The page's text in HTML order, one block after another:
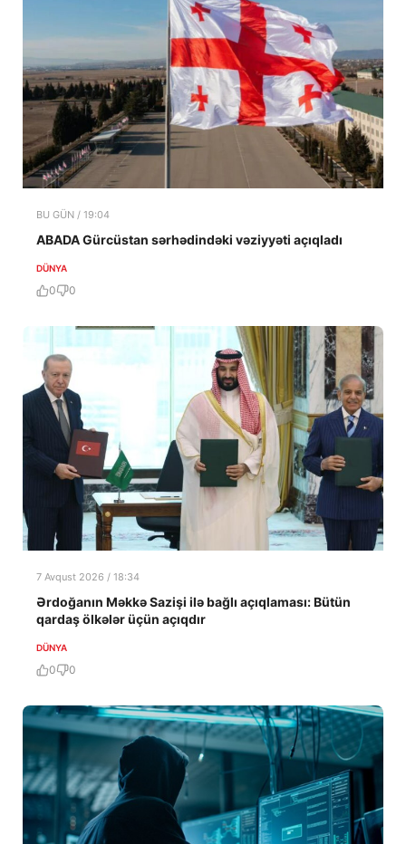
BU GÜN / 19:04
ABADA Gürcüstan sərhədindəki vəziyyəti açıqladı
DÜNYA
0 0
7 Avqust 2026 / 18:34
Ərdoğanın Məkkə Sazişi ilə bağlı açıqlaması: Bütün
qardaş ölkələr üçün açıqdır
DÜNYA
0 0